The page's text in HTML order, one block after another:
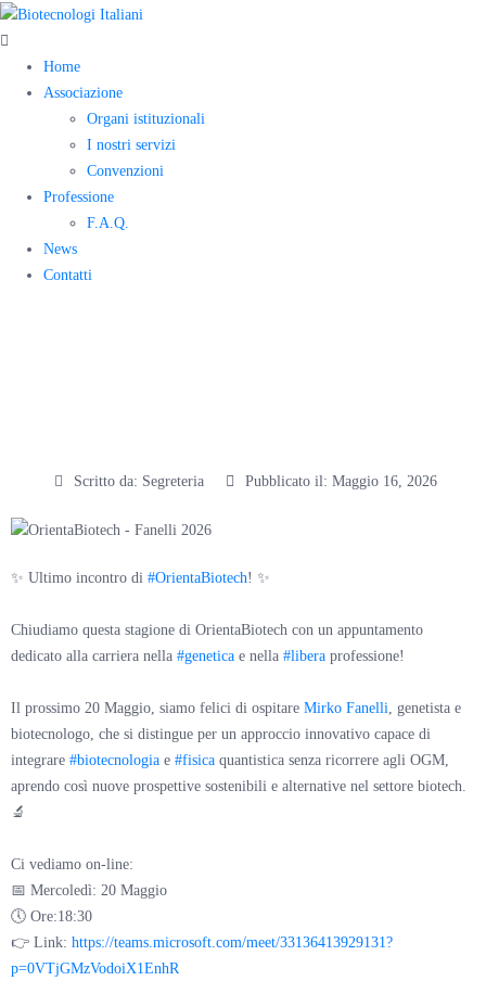
Home
Associazione
Organi istituzionali
I nostri servizi
Convenzioni
Professione
F.A.Q.
News
Contatti
Scritto da: Segreteria Pubblicato il: Maggio 16, 2026
✨ Ultimo incontro di #OrientaBiotech! ✨
Chiudiamo questa stagione di OrientaBiotech con un appuntamento
dedicato alla carriera nella #genetica e nella #libera professione!
Il prossimo 20 Maggio, siamo felici di ospitare Mirko Fanelli , genetista e
biotecnologo, che si distingue per un approccio innovativo capace di
integrare #biotecnologia e #fisica quantistica senza ricorrere agli OGM,
aprendo così nuove prospettive sostenibili e alternative nel settore biotech.
🔬
Ci vediamo on-line:
📅 Mercoledì: 20 Maggio
🕔 Ore:18:30
👉 Link: https://teams.microsoft.com/meet/33136413929131?
p=0VTjGMzVodoiX1EnhR